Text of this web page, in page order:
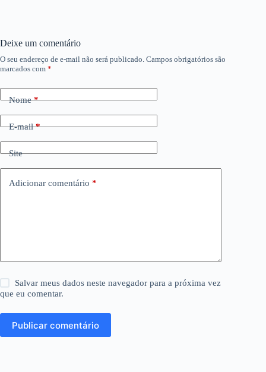
Deixe um comentário
O seu endereço de e-mail não será publicado. Campos obrigatórios são
marcados com *
Nome*
E-mail*
Site
Adicionar comentário *
Salvar meus dados neste navegador para a próxima vez
que eu comentar.
Publicar comentário